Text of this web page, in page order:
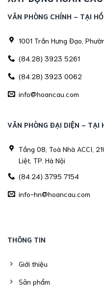
VĂN PHÒNG CHÍNH - TẠI
1001 Trần Hưng Đạo,
(84.28) 3923 5261
(84.28) 3923 0062
info@hoancau.com
VĂN PHÒNG ĐẠI DIỆN - TẠI
Tầng 08, Toà Nhà ACCI,
Liệt, TP. Hà Nội
(84.24) 3795 7154
info-hn@hoancau.com
THÔNG TIN
Giới thiệu
Sản phẩm